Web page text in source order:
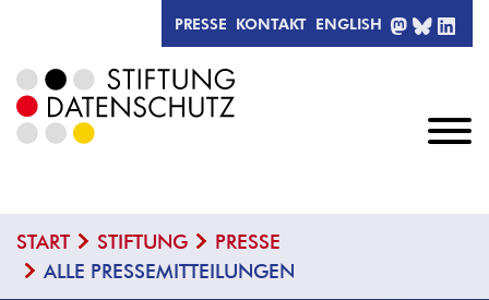
PRESSE KONTAKT ENGLISH
START STIFTUNG
PRESSE
ALLE PRESSEMITTEILUNGEN